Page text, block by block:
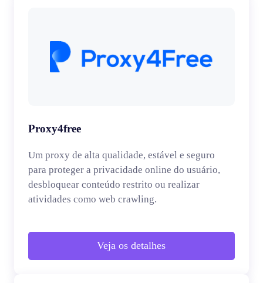
Proxy4free
Um proxy de alta qualidade, estável e seguro
para proteger a privacidade online do usuário,
desbloquear conteúdo restrito ou realizar
atividades como web crawling.
Veja os detalhes